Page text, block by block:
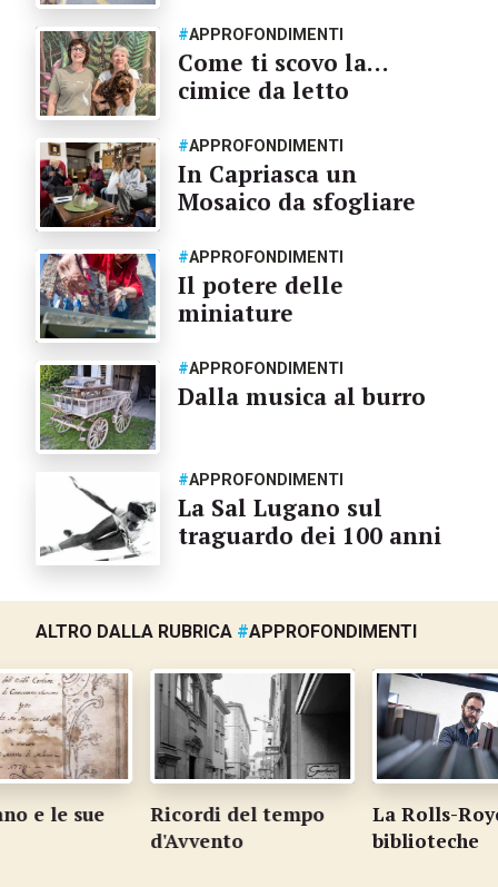
#APPROFONDIMENTI
Come ti scovo la…
cimice da letto
#APPROFONDIMENTI
In Capriasca un
Mosaico da sfogliare
#APPROFONDIMENTI
Il potere delle
miniature
#APPROFONDIMENTI
Dalla musica al burro
#APPROFONDIMENTI
La Sal Lugano sul
traguardo dei 100 anni
ALTRO DALLA RUBRICA #APPROFONDIMENTI
e le sue
Ricordi del tempo
d'Avvento
La Rolls-
biblioteche